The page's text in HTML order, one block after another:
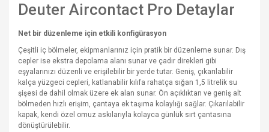
Deuter Aircontact Pro Detaylar
Net bir düzenleme için etkili konfigürasyon
Çeşitli iç bölmeler, ekipmanlarınız için pratik bir düzenleme sunar. Dış
cepler ise ekstra depolama alanı sunar ve çadır direkleri gibi
eşyalarınızı düzenli ve erişilebilir bir yerde tutar. Geniş, çıkarılabilir
kalça yüzgeci cepleri, katlanabilir kılıfa rahatça sığan 1,5 litrelik su
şişesi de dahil olmak üzere ek alan sunar. Ön açıklıktan ve geniş alt
bölmeden hızlı erişim, çantaya ek taşıma kolaylığı sağlar. Çıkarılabilir
kapak, kendi özel omuz askılarıyla kolayca günlük sırt çantasına
dönüştürülebilir.